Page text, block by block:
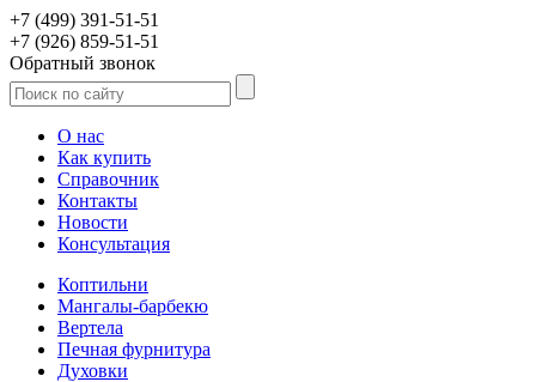
+7 (499) 391-51-51
+7 (926) 859-51-51
Обратный звонок
О нас
Как купить
Справочник
Контакты
Новости
Консультация
Коптильни
Мангалы-барбекю
Вертела
Печная фурнитура
Духовки